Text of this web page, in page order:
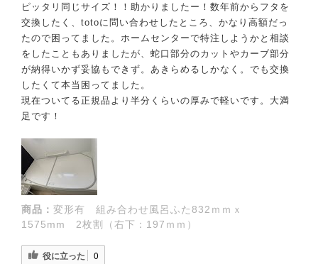
ピッタリ同じサイズ！！助かりましたー！数年前からフタを
交換したく、totoに問い合わせしたところ、かなり高額だっ
たので困ってました。ホームセンターで特注しようかと相談
をしたこともありましたが、蛇口部分のカットやカーブ部分
が納得いかず妥協もできず。あきらめるしかなく。でも交換
したくて本当困ってました。
現在ついてる正規品より半分くらいの厚みで軽いです。大満
足です！
商品： 変形有 組み合わせ風呂ふた832ｍｍｘ
1575mm 2枚割（右下：197ｍｍ）
役に立った 0